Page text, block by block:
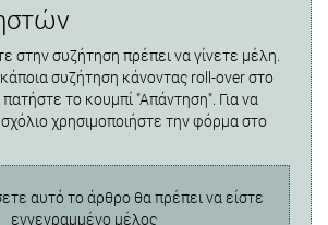
στην συζήτηση πρέπει να γίνετε μέλη.
συζήτηση κάνοντας roll-over στο
πατήστε το κουμπί "Απάντηση". Για να
χρησιμοποιήστε την φόρμα στο
αυτό το άρθρο θα πρέπει να είστε
εγγεγραμμένο μέλος